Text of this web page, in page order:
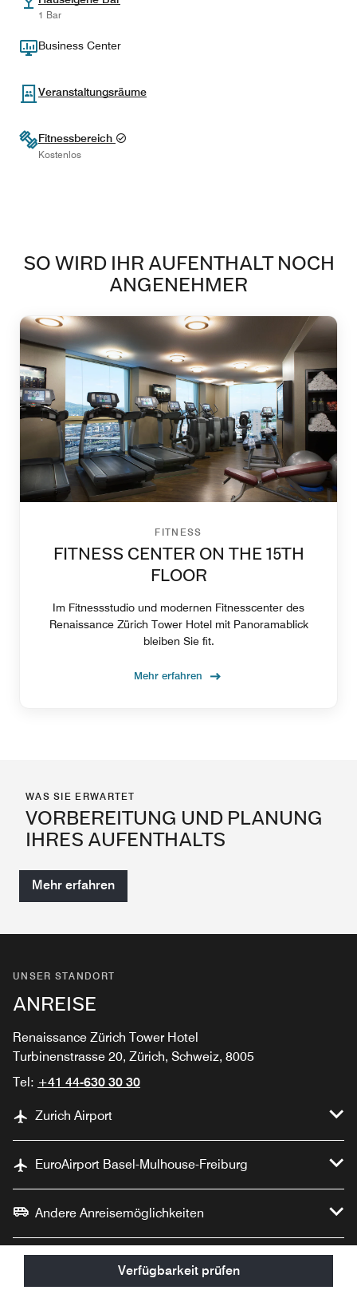
Verfügbarkeit prüfen
1 Bar
Business Center
Veranstaltungsräume
Fitnessbereich
Kostenlos
SO WIRD IHR AUFENTHALT NOCH
ANGENEHMER
FITNESS
FITNESS CENTER ON THE 15TH
FLOOR
Im Fitnessstudio und modernen Fitnesscenter des
Renaissance Zürich Tower Hotel mit Panoramablick
bleiben Sie fit.
Mehr erfahren
WAS SIE ERWARTET
VORBEREITUNG UND PLANUNG
IHRES AUFENTHALTS
Mehr erfahren
UNSER STANDORT
ANREISE
Renaissance Zürich Tower Hotel
Turbinenstrasse 20, Zürich, Schweiz, 8005
Tel: +41 44-630 30 30
Zurich Airport
EuroAirport Basel-Mulhouse-Freiburg
Andere Anreisemöglichkeiten